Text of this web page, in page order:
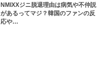
NMIXXジニ脱退理由は病気や不仲説
があるってマジ？韓国のファンの反
応や…